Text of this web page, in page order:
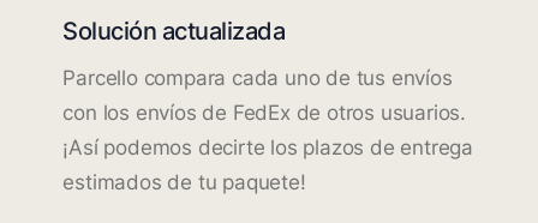
Solución actualizada
Parcello compara cada uno de tus envíos
con los envíos de FedEx de otros usuarios.
¡Así podemos decirte los plazos de entrega
estimados de tu paquete!